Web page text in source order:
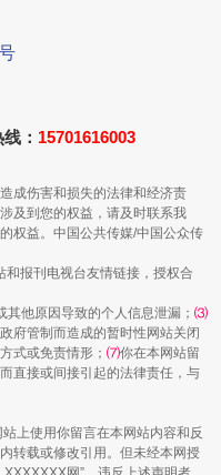
： 15701616003
成伤害和损失的法律和经济责
及到您的权益，请及时联系我
权益。中国公共传媒/中国公众传
报刊电视台友情链接，授权合
其他原因导致的个人信息泄漏； ⑶
府管制而造成的暂时性网站关闭
式或免责情形； ⑺你在本网站留
直接或间接引起的法律责任，与
上使用你留言在本网站内容和反
转载或修改引用。但未经本网授